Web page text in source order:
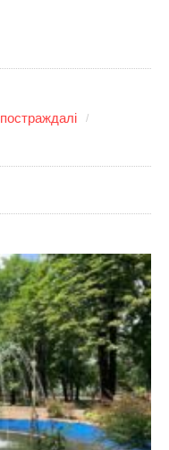
постраждалі